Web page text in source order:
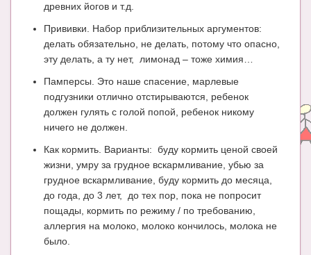
древних йогов и т.д.
Прививки. Набор приблизительных аргументов:
делать обязательно, не делать, потому что опасно,
эту делать, а ту нет, лимонад – тоже химия…
Памперсы. Это наше спасение, марлевые
подгузники отлично отстирываются, ребенок
должен гулять с голой попой, ребенок никому
ничего не должен.
Как кормить. Варианты: буду кормить ценой своей
жизни, умру за грудное вскармливание, убью за
грудное вскармливание, буду кормить до месяца,
до года, до 3 лет, до тех пор, пока не попросит
пощады, кормить по режиму / по требованию,
аллергия на молоко, молоко кончилось, молока не
было.